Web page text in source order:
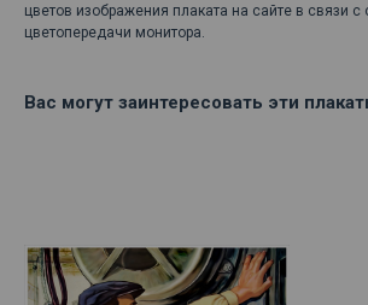
цветов изображения плаката на сайте в связи с
цветопередачи монитора.
Вас могут заинтересовать эти